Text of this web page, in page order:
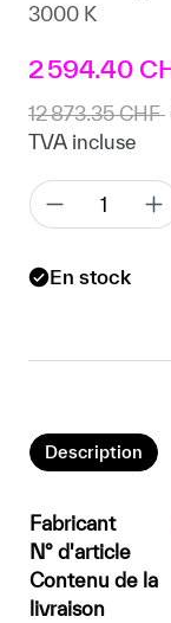
3000 K
Prix de vente :
2 594.40
12 873.35 CHF
TVA incluse
En stock
Description
Fabricant
N° d'article
Contenu de la
livraison